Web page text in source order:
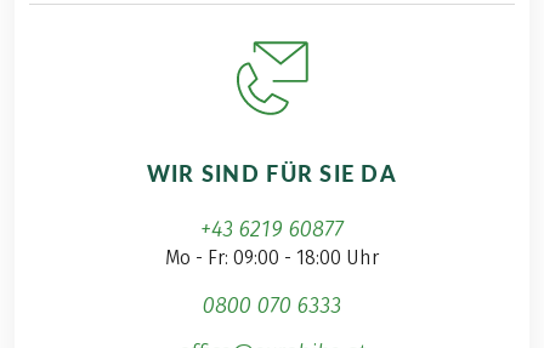
WIR SIND FÜR SIE DA
+43 6219 60877
Mo - Fr: 09:00 - 18:00 Uhr
0800 070 6333